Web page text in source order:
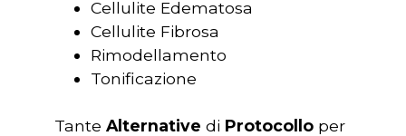
Cellulite Edematosa
Cellulite Fibrosa
Rimodellamento
Tonificazione
Tante Alternative di Protocollo per